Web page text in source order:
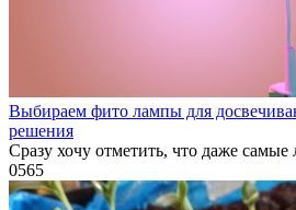
Выбираем фито лампы для
решения
Сразу хочу отметить, что даже
0565